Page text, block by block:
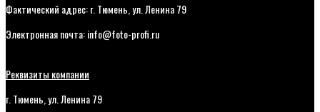
Фактический адрес: г. Тюмень, ул. Ленина 79
Электронная почта: info@foto-profi.ru
Реквизиты компании
г. Тюмень, ул. Ленина 79